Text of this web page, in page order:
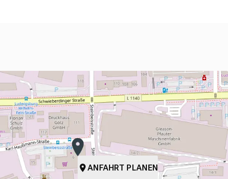
ANFAHRT PLANEN